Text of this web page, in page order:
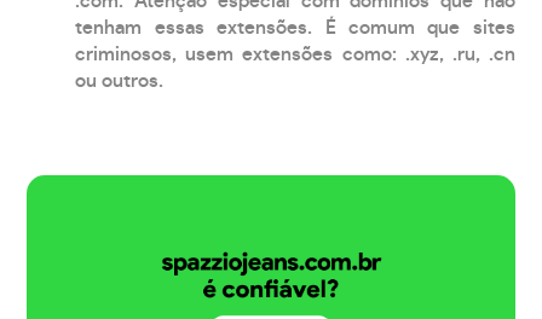
tenham essas extensões. É comum que sites
criminosos, usem extensões como: .xyz, .ru, .cn
ou outros.